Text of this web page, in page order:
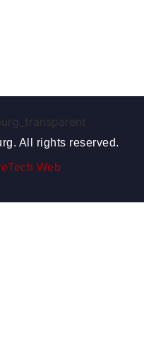
All rights reserved.
Web